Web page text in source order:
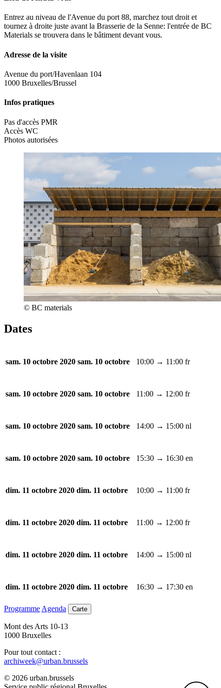
Entrez au niveau de l'Avenue du port 88, marchez tout droit et
tournez à droite juste avant la Brasserie de la Senne: l'entrée de BC
Materials se trouvera dans le bâtiment devant vous.
Adresse de la visite
Avenue du port/Havenlaan 104
1000 Bruxelles/Brussel
Infos pratiques
Pas d'accès PMR
Accès WC
Photos autorisées
© BC materials
Dates
sam. 10 octobre 2020 sam. 10 octobre 10:00 → 11:00 fr
sam. 10 octobre 2020 sam. 10 octobre 11:00 → 12:00 fr
sam. 10 octobre 2020 sam. 10 octobre 14:00 → 15:00 nl
sam. 10 octobre 2020 sam. 10 octobre 15:30 → 16:30 en
dim. 11 octobre 2020 dim. 11 octobre 10:00 → 11:00 fr
dim. 11 octobre 2020 dim. 11 octobre 11:00 → 12:00 fr
dim. 11 octobre 2020 dim. 11 octobre 14:00 → 15:00 nl
dim. 11 octobre 2020 dim. 11 octobre 16:30 → 17:30 en
Programme Agenda Carte
Mont des Arts 10-13
1000 Bruxelles
Pour tout contact :
archiweek@urban.brussels
© 2026 urban.brussels